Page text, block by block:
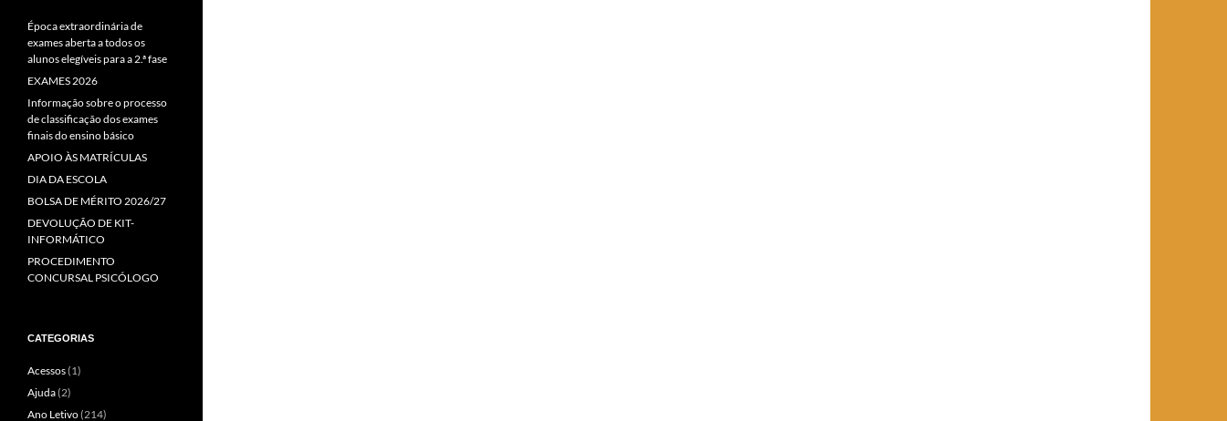
Época extraordinária de
exames aberta a todos os
alunos elegíveis para a 2.ª fase
EXAMES 2026
Informação sobre o processo
de classificação dos exames
finais do ensino básico
APOIO ÀS MATRÍCULAS
DIA DA ESCOLA
BOLSA DE MÉRITO 2026/27
DEVOLUÇÃO DE KIT-
INFORMÁTICO
PROCEDIMENTO
CONCURSAL PSICÓLOGO
CATEGORIAS
Acessos(1)
Ajuda(2)
Ano Letivo(214)